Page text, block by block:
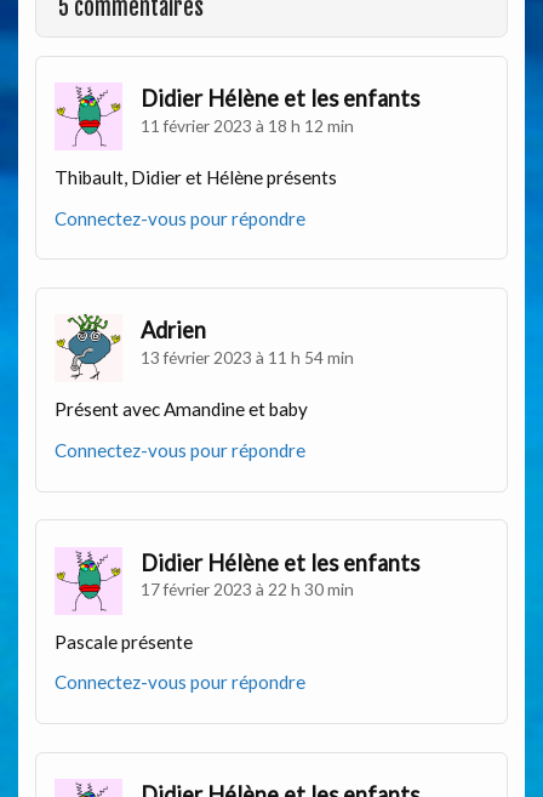
5 commentaires
Didier Hélène et les enfants
11 février 2023 à 18 h 12 min
Thibault, Didier et Hélène présents
Connectez-vous pour répondre
Adrien
13 février 2023 à 11 h 54 min
Présent avec Amandine et baby
Connectez-vous pour répondre
Didier Hélène et les enfants
17 février 2023 à 22 h 30 min
Pascale présente
Connectez-vous pour répondre